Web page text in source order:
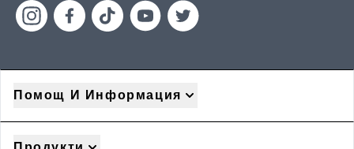
Помощ И Информация